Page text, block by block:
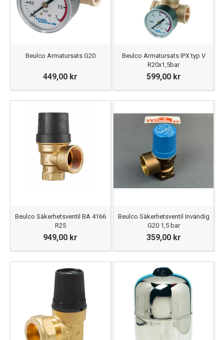
Beulco Armatursats G20
449,00 kr
Beulco Armatursats IPX typ V
R20x1,5bar
599,00 kr
Beulco Säkerhetsventil BA 4166
R25
949,00 kr
Beulco Säkerhetsventil Invändig
G20 1,5 bar
359,00 kr